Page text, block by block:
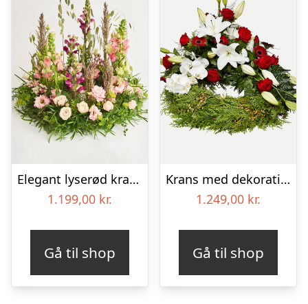
Elegant lyserød krans
1.199,00 kr.
Gå til shop
Krans med dekoration i klassisk stil – rød og hvid
1.249,00 kr.
Gå til shop